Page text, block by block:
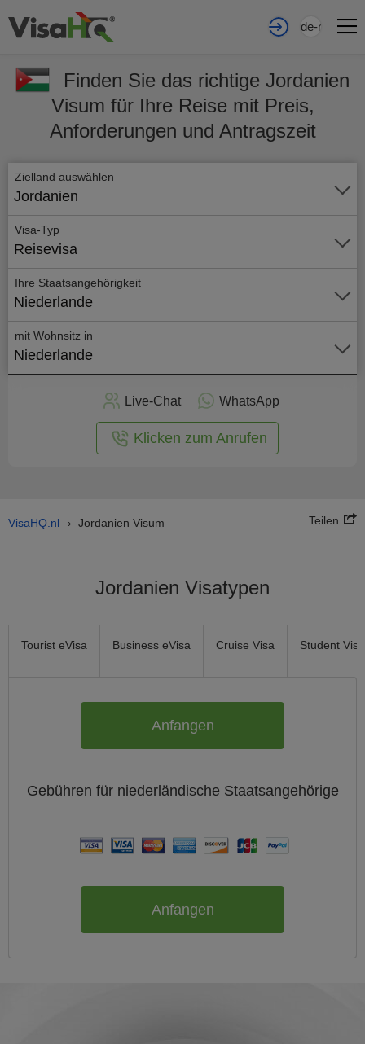
de-nl
Finden Sie das richtige Jordanien
Visum für Ihre Reise mit Preis,
Anforderungen und Antragszeit
Zielland auswählen
Jordanien
Visa-Typ
Reisevisa
Ihre Staatsangehörigkeit
Niederlande
mit Wohnsitz in
Niederlande
Live-Chat WhatsApp
Klicken zum Anrufen
VisaHQ.nl › Jordanien Visum Teilen
Jordanien Visatypen
Tourist eVisa Business eVisa Cruise Visa Student Visa
Anfangen
Gebühren für niederländische Staatsangehörige
Anfangen